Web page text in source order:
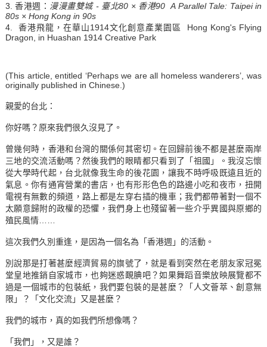
3. 香港週： 漫漫畫雙城 - 臺北80 × 香港90 A Parallel Tale: Taipei in
80s × Hong Kong in 90s
4. 香港飛龍，在華山1914文化創意產業園區 Hong Kong's Flying
Dragon, in Huashan 1914 Creative Park
(This article, entitled ‘Perhaps we are all homeless wanderers’, was
originally published in Chinese.)
親愛的台北：
你好嗎？原來我們很久沒見了。
曾幾何時，香港和台灣的關係何其密切。在回歸前後不都是甚麼兩岸
三地的交流活動嗎？然後我們的眼睛都只看到了「祖國」。我沒忘懷
從大學時代起，台北就像我生命的後花園，讓我不時呼吸既遠且近的
氣息。你有通宵營業的書店，也有形形色色的路邊小吃和夜市，扭開
電視有無數的頻道，路上都是左穿右插的機車；我們都帶著對一個不
太願意歸附的政權的恐懼，我們身上也殘留著一些介乎異國與原鄉的
殖民風情……
這次我們久別重逢，是因為一個名為「香港週」的活動。
別說那是打著甚麼經濟貿易的旗號了，就是看到突然在老朋友家冠冕
堂皇地推銷自家城市，也夠迷惑靦腆吧？如果舞蹈音樂放映展覽都不
過是一個城市的包裝紙，我們要包裝的是甚麼？「人文薈萃、創意無
限」？「文化交流」又是甚麼？
我們的城市，真的如我們所想像嗎？
「我們」，又是誰？